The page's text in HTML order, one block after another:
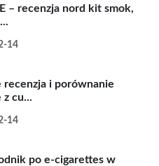
– recenzja nord kit smok,
14
recenzja i porównanie
z cu...
14
po e-cigarettes w